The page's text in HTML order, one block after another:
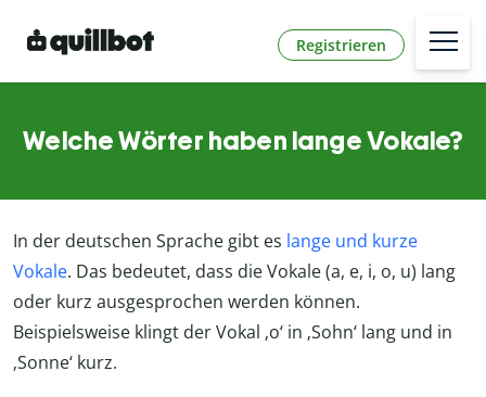
Registrieren
Welche Wörter haben lange Vokale?
In der deutschen Sprache gibt es lange und kurze
Vokale. Das bedeutet, dass die Vokale (a, e, i, o, u) lang
oder kurz ausgesprochen werden können.
Beispielsweise klingt der Vokal ‚o‘ in ‚Sohn‘ lang und in
‚Sonne‘ kurz.